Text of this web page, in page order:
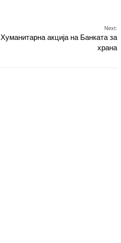
Next:
Хуманитарна акција на Банката за
храна